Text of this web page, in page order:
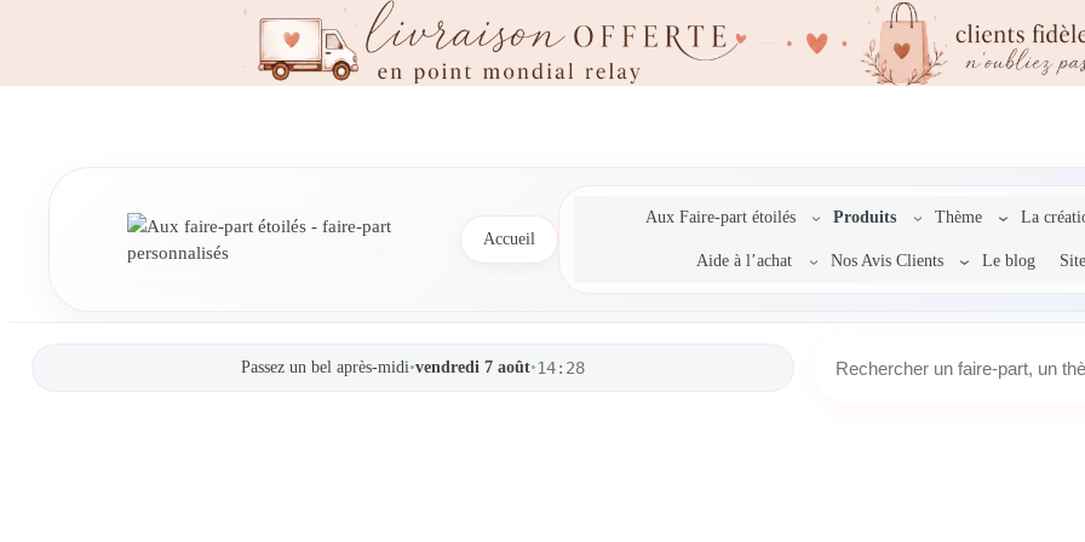
contenu
Accueil
Aux Faire-part étoilés Produits Thème La
Aide à l’achat Nos Avis Clients Le blog
Passez un bel après-midi•vendredi 7 août•14:28